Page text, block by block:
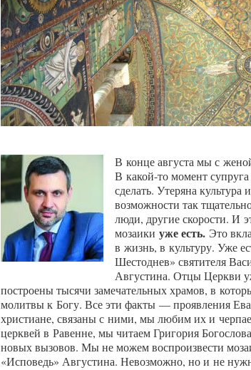
В конце августа мы с
В какой-то момент
сделать. Утеряна культура
возможности так
люди, другие скорости. И
мозаики уже есть. Это
в жизнь, в культуру. Уже
Шестоднев» святителя
Августина. Отцы Церкви
построены тысячи замечательных храмов, в
молитвы к Богу. Все эти факты — проявления
христиане, связаны с ними, мы любим их и
церквей в Равенне, мы читаем Григория
новых вызовов. Мы не можем воспроизвести
«Исповедь» Августина. Невозможно, но и не